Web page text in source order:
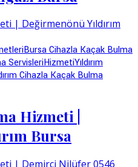
Bursa Cihazla Kaçak Bulma
ServisleriHizmetiYıldırım
Cihazla Kaçak Bulma
Hizmeti |
Bursa